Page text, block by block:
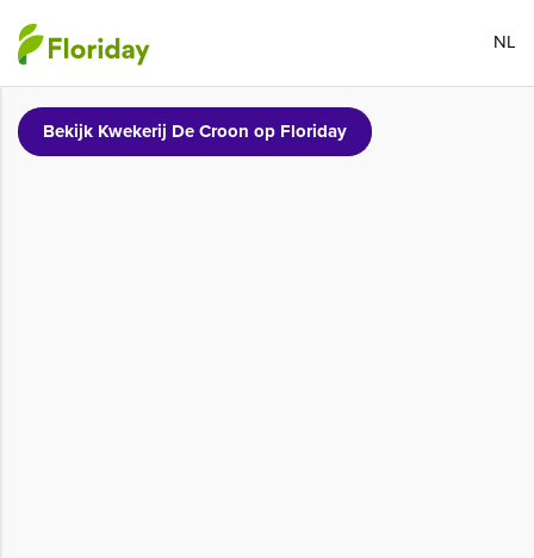
NL
Bekijk Kwekerij De Croon op Floriday